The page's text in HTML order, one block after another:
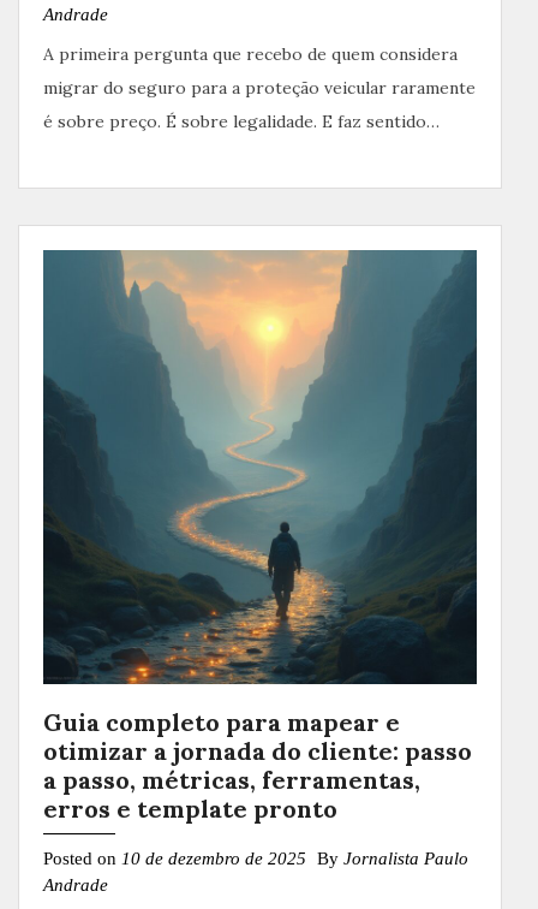
Andrade
A primeira pergunta que recebo de quem considera
migrar do seguro para a proteção veicular raramente
é sobre preço. É sobre legalidade. E faz sentido…
Guia completo para mapear e
otimizar a jornada do cliente: passo
a passo, métricas, ferramentas,
erros e template pronto
Posted on 10 de dezembro de 2025 By Jornalista Paulo
Andrade